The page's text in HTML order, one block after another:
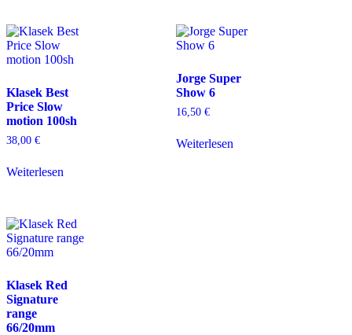
Klasek Best
Price Slow
motion 100sh
38,00 €
Weiterlesen
Jorge Super
Show 6
16,50 €
Weiterlesen
Klasek Red
Signature
range
66/20mm